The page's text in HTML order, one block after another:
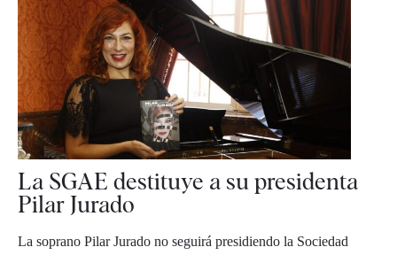
La SGAE destituye a su presidenta
Pilar Jurado
La soprano Pilar Jurado no seguirá presidiendo la Sociedad